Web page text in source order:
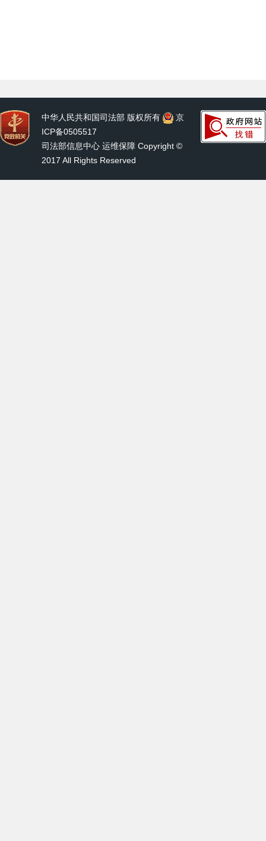
中华人民共和国司法部 版权所有
京
ICP备0505517
司法部信息中心 运维保障 Copyright ©
2017 All Rights Reserved